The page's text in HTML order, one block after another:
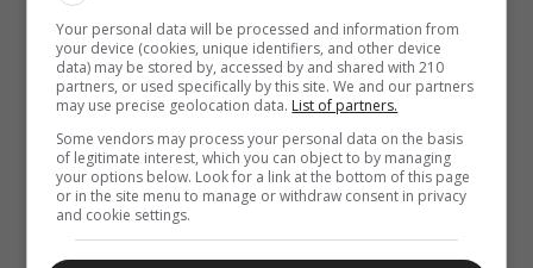
Your personal data will be processed and information from
your device (cookies, unique identifiers, and other device
data) may be stored by, accessed by and shared with 210
partners, or used specifically by this site. We and our partners
may use precise geolocation data. List of partners.
Some vendors may process your personal data on the basis
of legitimate interest, which you can object to by managing
your options below. Look for a link at the bottom of this page
or in the site menu to manage or withdraw consent in privacy
and cookie settings.